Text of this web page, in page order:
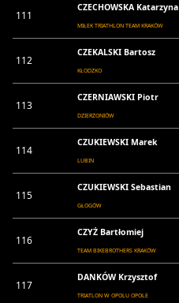
111
CZECHOWSKA Katarzyna
MIŁEK TRIATHLON TEAM KRAKÓW
112
CZEKALSKI Bartosz
KŁODZKO
113
CZERNIAWSKI Piotr
DZIERŻONIÓW
114
CZUKIEWSKI Marek
LUBIN
115
CZUKIEWSKI Sebastian
GŁOGÓW
116
CZYŻ Bartłomiej
TEAM BIKEBROTHERS KRAKÓW
117
DANKÓW Krzysztof
TRIATLON W OPOLU OPOLE